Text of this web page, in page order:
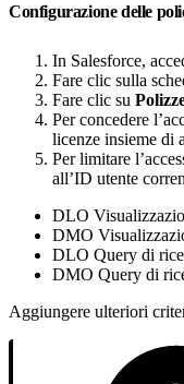
Configurazione delle
In Salesforce,
Fare clic sulla
Fare clic su
Per concedere
licenze insieme di
Per limitare
all’ID utente
DLO
DMO
DLO Query di
DMO Query di
Aggiungere ulteriori